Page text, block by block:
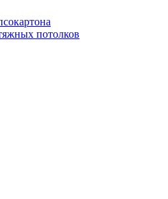
потолков